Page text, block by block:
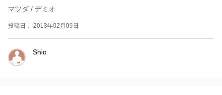
マツダ / デミオ
投稿日： 2013年02月09日
Shio